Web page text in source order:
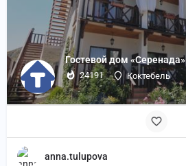
Гостевой дом «Серенада»
24191 Коктебель
anna.tulupova